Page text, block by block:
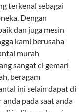
terkenal sebagai
Dengan
dan juga mesin
kami berusaha
murah
sangat di gemari
beragam
ini selain dapat di
pada saat anda